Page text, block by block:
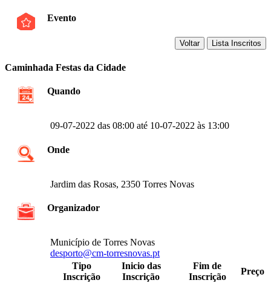
Evento
Caminhada Festas da Cidade
Quando
09-07-2022 das 08:00 até 10-07-2022 às 13:00
Onde
Jardim das Rosas, 2350 Torres Novas
Organizador
Município de Torres Novas
desporto@cm-torresnovas.pt
Tipo
Inscrição
Inicio das
Inscrição
Fim de
Inscrição
Preço